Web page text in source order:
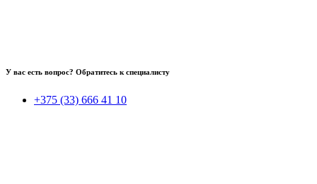
У вас есть вопрос? Обратитесь к специалисту
+375 (33) 666 41 10